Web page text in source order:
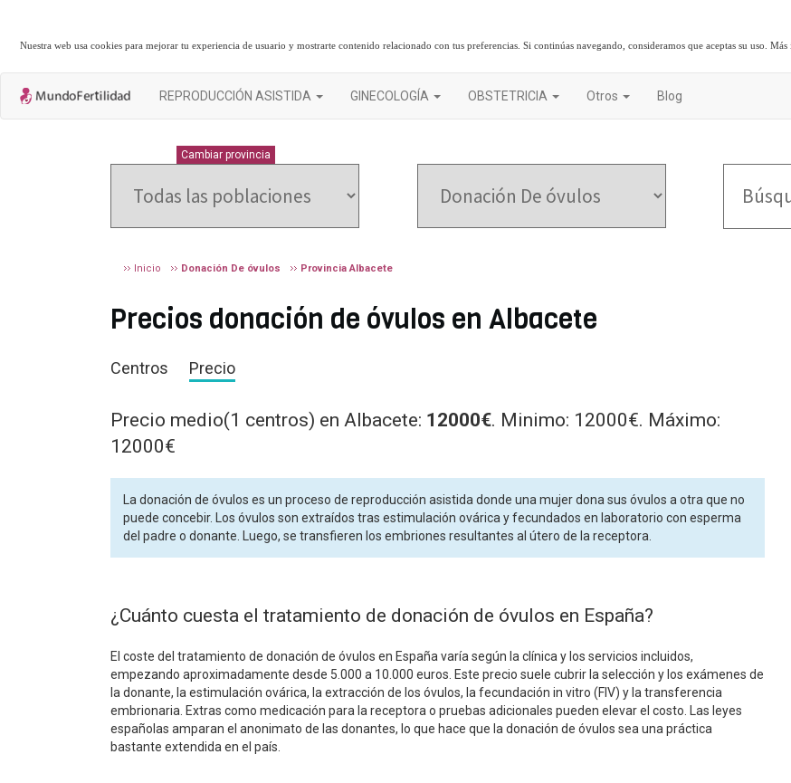
Nuestra web usa cookies para mejorar tu experiencia de usuario y mostrarte contenido relacionado con tus preferencias. Si continúas navegando, consideramos que aceptas su uso.Más
REPRODUCCIÓN ASISTIDA GINECOLOGÍA OBSTETRICIA Otros Blog
Cambiar provincia
Inicio Donación De óvulos Provincia Albacete
Precios donación de óvulos en Albacete
Centros Precio
Precio medio(1 centros) en Albacete: 12000€. Minimo: 12000€. Máximo:
12000€
La donación de óvulos es un proceso de reproducción asistida donde una mujer dona sus óvulos a otra que no
puede concebir. Los óvulos son extraídos tras estimulación ovárica y fecundados en laboratorio con esperma
del padre o donante. Luego, se transfieren los embriones resultantes al útero de la receptora.
¿Cuánto cuesta el tratamiento de donación de óvulos en España?
El coste del tratamiento de donación de óvulos en España varía según la clínica y los servicios incluidos,
empezando aproximadamente desde 5.000 a 10.000 euros. Este precio suele cubrir la selección y los exámenes de
la donante, la estimulación ovárica, la extracción de los óvulos, la fecundación in vitro (FIV) y la transferencia
embrionaria. Extras como medicación para la receptora o pruebas adicionales pueden elevar el costo. Las leyes
españolas amparan el anonimato de las donantes, lo que hace que la donación de óvulos sea una práctica
bastante extendida en el país.